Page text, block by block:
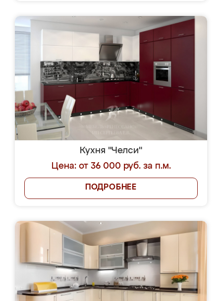
Кухня "Челси"
Цена: от 36 000 руб. за п.м.
ПОДРОБНЕЕ